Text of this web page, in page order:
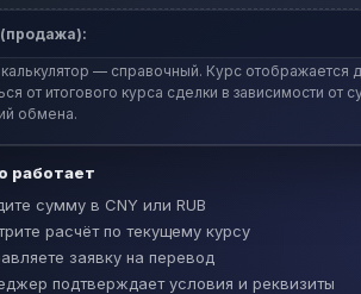
калькулятор — справочный. Курс отображается
от итогового курса сделки в зависимости от
обмена.
работает
сумму в CNY или RUB
расчёт по текущему курсу
заявку на перевод
подтверждает условия и реквизиты